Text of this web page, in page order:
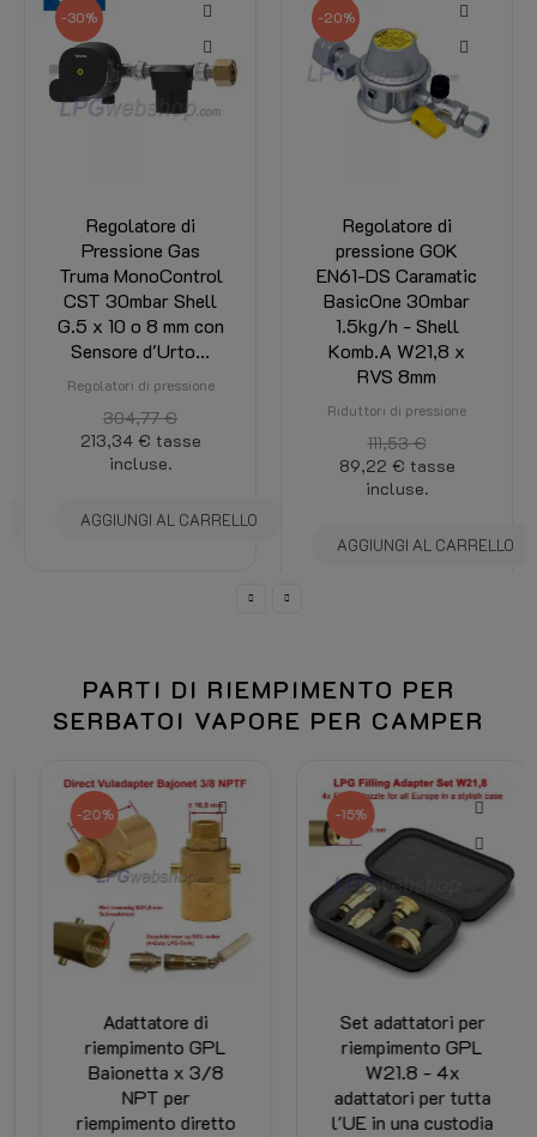
-30%
Regolatore di
Pressione Gas
Truma MonoControl
CST 30mbar Shell
G.5 x 10 o 8 mm con
Sensore d'Urto...
Regolatori di pressione
304,77 €
213,34 € tasse
incluse.
AGGIUNGI AL CARRELLO
-20%
Regolatore di
pressione GOK
EN61-DS Caramatic
BasicOne 30mbar
1.5kg/h - Shell
Komb.A W21,8 x
RVS 8mm
Riduttori di pressione
111,53 €
89,22 € tasse
incluse.
AGGIUNGI AL CARRELLO
PARTI DI RIEMPIMENTO PER
SERBATOI VAPORE PER CAMPER
-20%
Adattatore di
riempimento GPL
Baionetta x 3/8
NPT per
riempimento diretto
-15%
Set adattatori per
riempimento GPL
W21.8 - 4x
adattatori per tutta
l'UE in una custodia